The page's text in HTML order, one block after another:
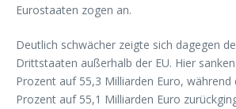
Eurostaaten zogen an.
Deutlich schwächer zeigte sich dagegen
Drittstaaten außerhalb der EU. Hier
Prozent auf 55,3 Milliarden Euro,
Prozent auf 55,1 Milliarden Euro